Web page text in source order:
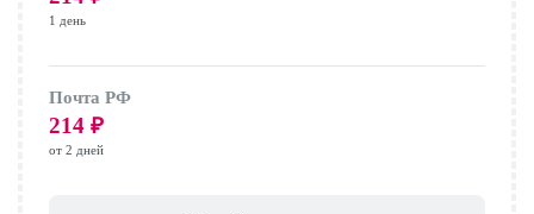
1 день
Почта РФ
214 ₽
от 2 дней